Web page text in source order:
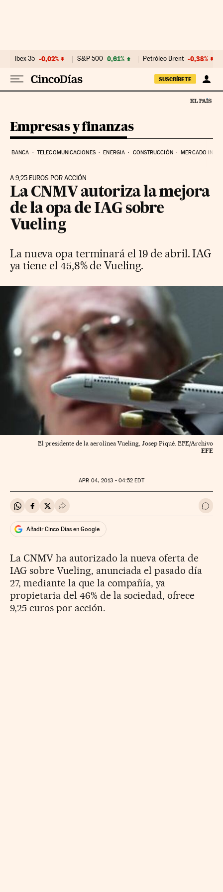
Ibex 35 -0,02% S&P 500 0,61% Petróleo Brent -0,38%
SUSCRÍBETE
Empresas y finanzas
BANCA TELECOMUNICACIONES ENERGIA CONSTRUCCIÓN MERCADO
A 9,25 EUROS POR ACCIÓN
La CNMV autoriza la mejora
de la opa de IAG sobre
Vueling
La nueva opa terminará el 19 de abril. IAG
ya tiene el 45,8% de Vueling.
El presidente de la aerolínea Vueling, Josep Piqué. EFE/Archivo
EFE
APR 04, 2013 - 04:52 EDT
Compartir en Whatsapp
Compartir en Facebook
Compartir en Twitter
Desplegar Redes Sociales Ir a
Añadir Cinco Días en Google
La CNMV ha autorizado la nueva oferta de
IAG sobre Vueling, anunciada el pasado día
27, mediante la que la compañía, ya
propietaria del 46% de la sociedad, ofrece
9,25 euros por acción.